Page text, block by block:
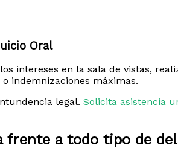
Oral
intereses en la sala de vistas,
indemnizaciones máximas.
legal. Solicita asistencia
frente a todo tipo de